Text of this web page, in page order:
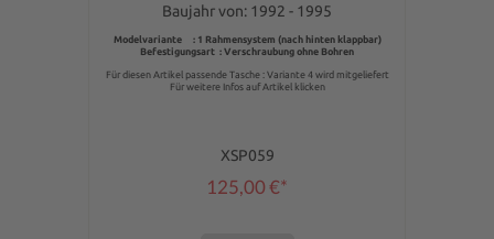
Baujahr von: 1992 - 1995
Modelvariante : 1 Rahmensystem (nach hinten klappbar)
Befestigungsart : Verschraubung ohne Bohren
Für diesen Artikel passende Tasche : Variante 4 wird mitgeliefert
Für weitere Infos auf Artikel klicken
XSP059
125,00 €*